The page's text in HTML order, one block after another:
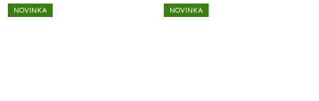
NOVINKA NOVINKA